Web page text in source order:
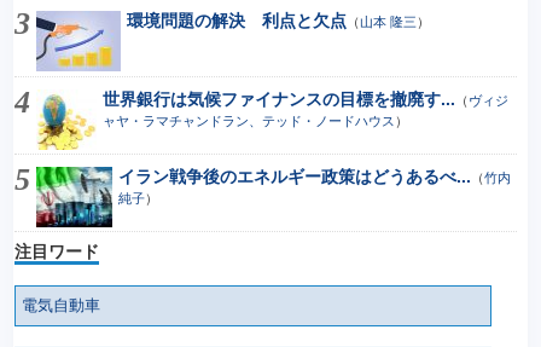
環境問題の解決 利点と欠点 （山本 隆三 ）
世界銀行は気候ファイナンスの目標を撤廃す... （ ヴィジ
ャヤ・ラマチャンドラン、テッド・ノードハウス ）
イラン戦争後のエネルギー政策はどうあるべ... （竹内
純子）
注目ワード
電気自動車